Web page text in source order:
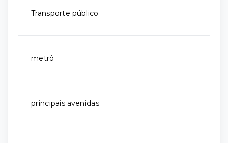
Transporte público
metrô
principais avenidas